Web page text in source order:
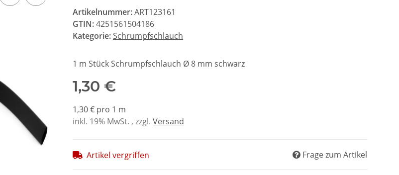
Artikelnummer:ART123161
GTIN:4251561504186
Kategorie: Schrumpfschlauch
1 m Stück Schrumpfschlauch Ø 8 mm schwarz
1,30 €
1,30 € pro 1 m
inkl. 19% MwSt. , zzgl. Versand
Artikel vergriffen Frage zum Artikel